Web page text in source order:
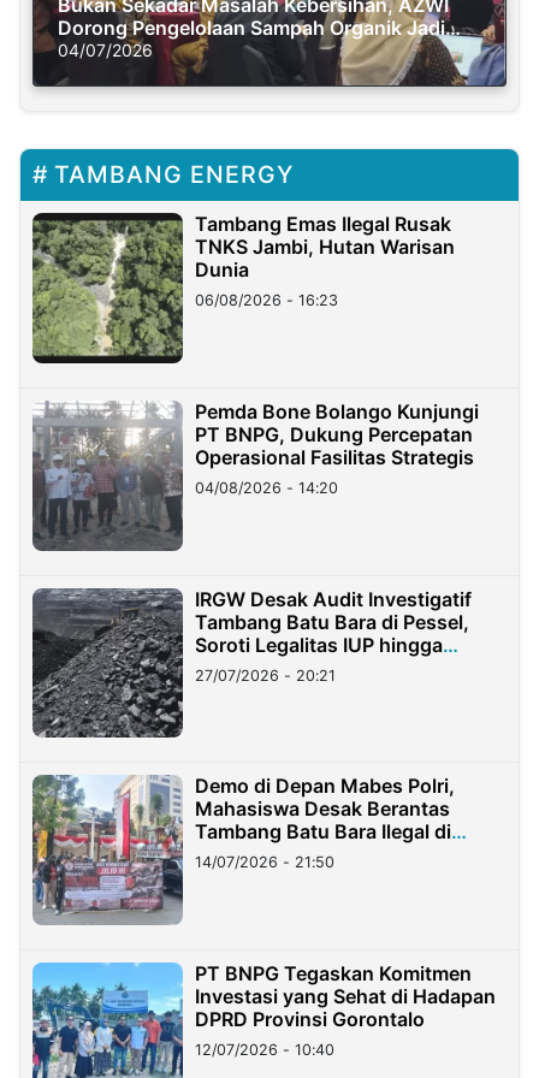
Bukan Sekadar Masalah Kebersihan, AZWI
Dorong Pengelolaan Sampah Organik Jadi
Solusi Krisis Iklim
04/07/2026
TAMBANG ENERGY
Tambang Emas Ilegal Rusak
TNKS Jambi, Hutan Warisan
Dunia
06/08/2026 - 16:23
Pemda Bone Bolango Kunjungi
PT BNPG, Dukung Percepatan
Operasional Fasilitas Strategis
04/08/2026 - 14:20
IRGW Desak Audit Investigatif
Tambang Batu Bara di Pessel,
Soroti Legalitas IUP hingga
Stockpile
27/07/2026 - 20:21
Demo di Depan Mabes Polri,
Mahasiswa Desak Berantas
Tambang Batu Bara Ilegal di
Lampung
14/07/2026 - 21:50
PT BNPG Tegaskan Komitmen
Investasi yang Sehat di Hadapan
DPRD Provinsi Gorontalo
12/07/2026 - 10:40